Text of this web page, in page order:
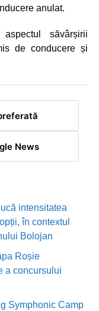
anulat.
săvârșirii
de conducere și
News
intensitatea
în contextul
Bolojan
Roșie
a concursului
Symphonic Camp